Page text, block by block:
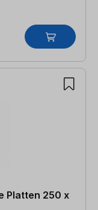
Platten 250 x